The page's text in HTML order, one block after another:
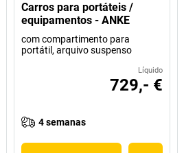
Carros para portáteis /
equipamentos - ANKE
com compartimento para
portátil, arquivo suspenso
Líquido
729,- €
4 semanas